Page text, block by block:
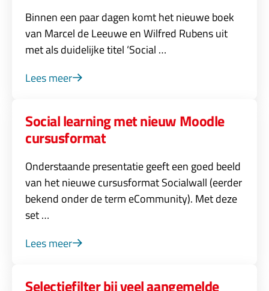
Binnen een paar dagen komt het nieuwe boek
van Marcel de Leeuwe en Wilfred Rubens uit
met als duidelijke titel ‘Social …
Lees meer
Social learning met nieuw Moodle
cursusformat
Onderstaande presentatie geeft een goed beeld
van het nieuwe cursusformat Socialwall (eerder
bekend onder de term eCommunity). Met deze
set …
Lees meer
Selectiefilter bij veel aangemelde